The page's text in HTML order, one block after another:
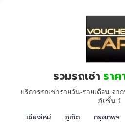
รวมรถเช่า รา
บริการรถเช่ารายวัน-รายเดือน จ
ภัยชั้น 1
เชียงใหม่ ภูเก็ต กรุงเทพฯ